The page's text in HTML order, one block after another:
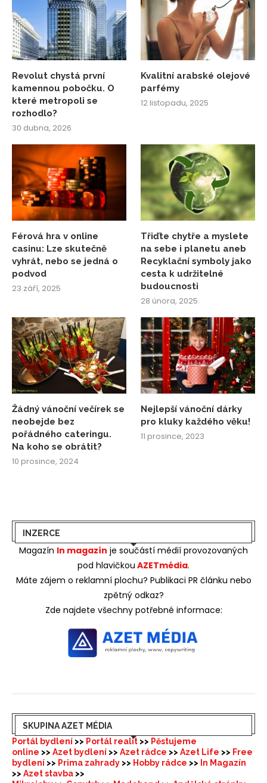
Revolut chystá první
kamennou pobočku. O
které metropoli se
rozhodlo?
30 dubna, 2026
Kvalitní arabské olejové
parfémy
12 listopadu, 2025
Férová hra v online
casinu: Lze skutečně
vyhrát, nebo se jedná o
podvod
23 září, 2025
Třiďte chytře a myslete
na sebe i planetu aneb
Recyklační symboly jako
cesta k udržitelné
budoucnosti
28 února, 2025
Žádný vánoční večírek se
neobejde bez
pořádného cateringu.
Na koho se obrátit?
10 prosince, 2024
Nejlepší vánoční dárky
pro kluky každého věku!
11 prosince, 2023
SKUPINA AZET MÉDIA
Portál bydlení >> Portál realit >> Pěstujeme
online >> Azet bydlení >> Azet rádce >> Azet Life >> Free
bydlení >> Prima zahrady >> Hobby rádce >> In Magazín
>> Azet stavba >>
INZERCE
Magazín In magazín je součástí médií provozovaných
pod hlavičkou AZETmédia.
Máte zájem o reklamní plochu? Publikaci PR článku nebo
zpětný odkaz?
Zde najdete všechny potřebné informace: